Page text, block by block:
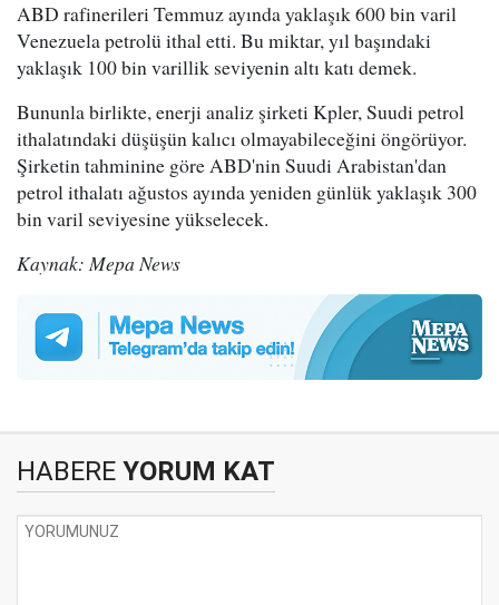
ABD rafinerileri Temmuz ayında yaklaşık 600 bin varil
Venezuela petrolü ithal etti. Bu miktar, yıl başındaki
yaklaşık 100 bin varillik seviyenin altı katı demek.
Bununla birlikte, enerji analiz şirketi Kpler, Suudi petrol
ithalatındaki düşüşün kalıcı olmayabileceğini öngörüyor.
Şirketin tahminine göre ABD'nin Suudi Arabistan'dan
petrol ithalatı ağustos ayında yeniden günlük yaklaşık 300
bin varil seviyesine yükselecek.
Kaynak: Mepa News
HABERE YORUM KAT